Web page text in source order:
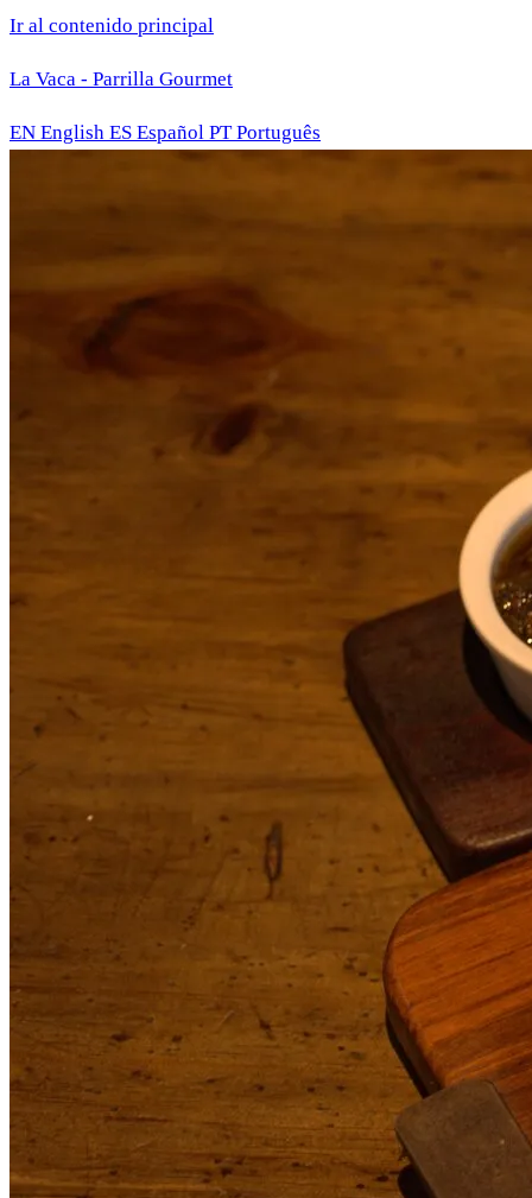
Ir al contenido principal
La Vaca - Parrilla Gourmet
EN English ES Español PTPortuguês